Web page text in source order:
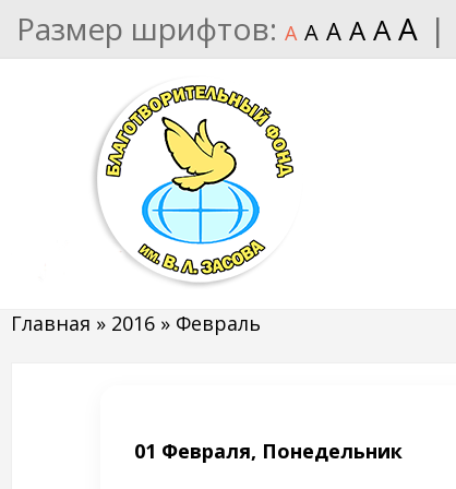
Размер шрифтов: A A A A AA |
Главная » 2016 » Февраль
01 Февраля, Понедельник